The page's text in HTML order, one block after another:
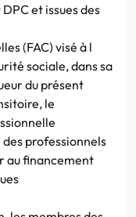
et issues des
(FAC) visé à l
sociale, dans sa
du présent
le
professionnels
au financement